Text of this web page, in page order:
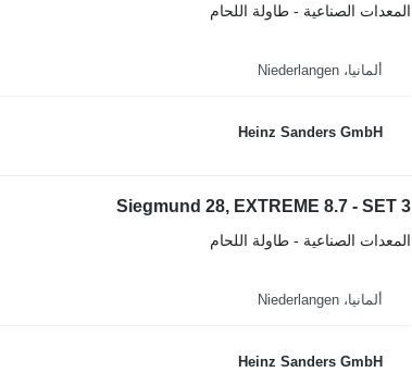
المعدات الصناعية - طاولة اللحام
ألمانيا، Niederlangen
Heinz Sanders GmbH
Siegmund 28, EXTREME 8.7 - SET 3
المعدات الصناعية - طاولة اللحام
ألمانيا، Niederlangen
Heinz Sanders GmbH